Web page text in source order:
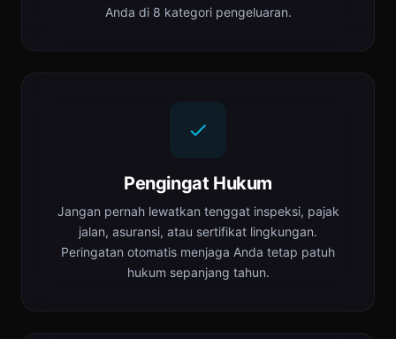
Anda di 8 kategori pengeluaran.
Pengingat Hukum
Jangan pernah lewatkan tenggat inspeksi, pajak
jalan, asuransi, atau sertifikat lingkungan.
Peringatan otomatis menjaga Anda tetap patuh
hukum sepanjang tahun.